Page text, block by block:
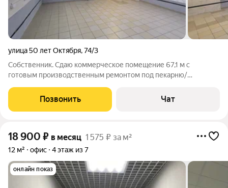
улица 50 лет Октября,74/3
Собственник. Сдаю коммерческое помещение 67,1 м с
готовым производственным ремонтом под пекарню/
Что уже сделано (2024 год, под пекарню по всем ГОСТам):
производственная зона в металлических
Позвонить Чат
18 900 ₽ в месяц 1 575 ₽ за м²
12 м² офис 4 этаж из 7
онлайн показ